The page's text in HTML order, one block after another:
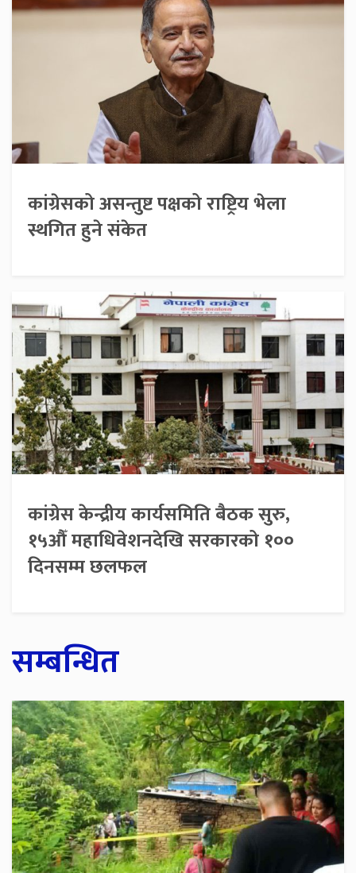
कांग्रेसको असन्तुष्ट पक्षको राष्ट्रिय भेला
स्थगित हुने संकेत
कांग्रेस केन्द्रीय कार्यसमिति बैठक सुरु,
१५औँ महाधिवेशनदेखि सरकारको १००
दिनसम्म छलफल
सम्बन्धित